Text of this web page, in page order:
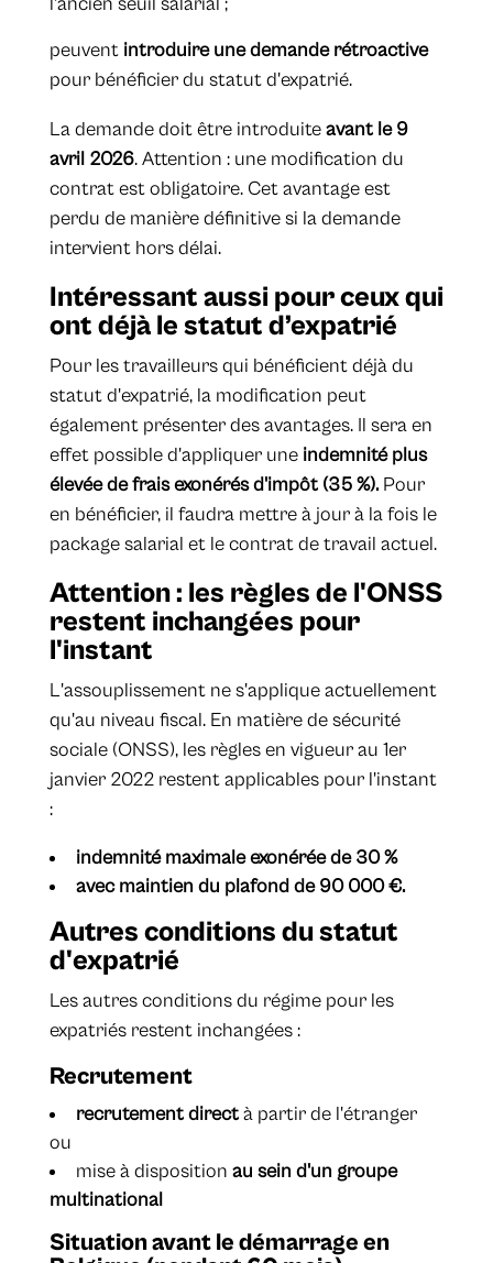
peuvent introduire une demande rétroactive
pour bénéficier du statut d'expatrié.
La demande doit être introduiteavant le 9
avril 2026. Attention : une modification du
contrat est obligatoire. Cet avantage est
perdu de manière définitive si la demande
intervient hors délai.
Intéressant aussi pour ceux qui
ont déjà le statut d’expatrié
Pour les travailleurs qui bénéficient déjà du
statut d'expatrié, la modification peut
également présenter des avantages. Il sera en
effet possible d'appliquer une indemnité plus
élevée de frais exonérés d'impôt (35 %).Pour
en bénéficier, il faudra mettre à jour à la fois le
package salarial et le contrat de travail actuel.
Attention : les règles de l'ONSS
restent inchangées pour
l'instant
L'assouplissement ne s'applique actuellement
qu'au niveau fiscal. En matière de sécurité
sociale (ONSS), les règles en vigueur au 1er
janvier 2022 restent applicables pour l'instant
:
indemnité maximale exonérée de 30 %
avec maintien du plafond de 90 000 €.
Autres conditions du statut
d'expatrié
Les autres conditions du régime pour les
expatriés restent inchangées :
Recrutement
recrutement directà partir de l'étranger
ou
mise à disposition au sein d'un groupe
multinational
Situation avant le démarrage en